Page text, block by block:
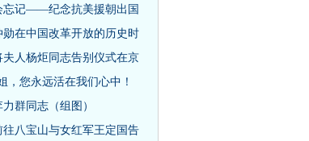
忘记——纪念抗美援朝出国
在中国改革开放的历史时
人杨炬同志告别仪式在京
，您永远活在我们心中！
群同志（组图）
八宝山与女红军王定国告